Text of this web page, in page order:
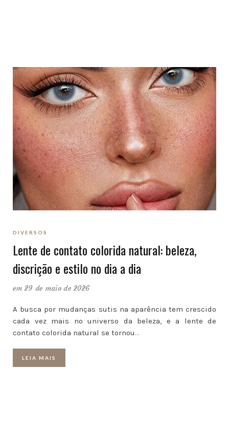
DIVERSOS
Lente de contato colorida natural: beleza,
discrição e estilo no dia a dia
em 29 de maio de 2026
A busca por mudanças sutis na aparência tem crescido
cada vez mais no universo da beleza, e a lente de
contato colorida natural se tornou…
LEIA MAIS